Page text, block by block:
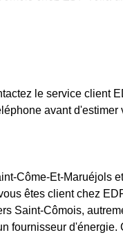
le service client
avant d'estimer
Côme-Et-Maruéjols
êtes client chez
Saint-Cômois,
fournisseur